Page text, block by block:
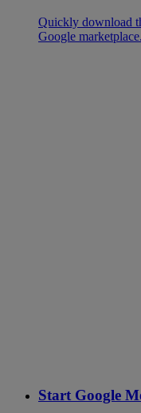
Quickly download
Google marketplace.
Start Google